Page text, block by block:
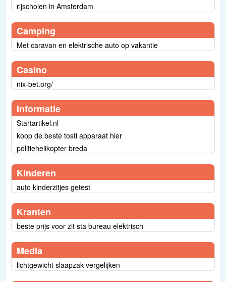
rijscholen in Amsterdam
Camping
Met caravan en elektrische auto op vakantie
Casino
nix-bet.org/
Informatie
Startartikel.nl
koop de beste tosti apparaat hier
politiehelikopter breda
Kinderen
auto kinderzitjes getest
Kranten
beste prijs voor zit sta bureau elektrisch
Media
lichtgewicht slaapzak vergelijken